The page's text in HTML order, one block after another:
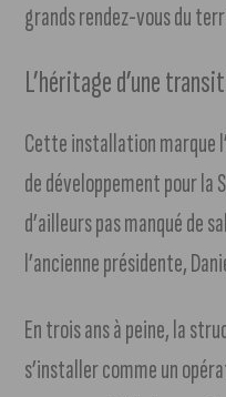
grands rendez-vous du
L’héritage d’une
Cette installation marque
de développement pour la
d’ailleurs pas manqué de
l’ancienne présidente,
En trois ans à peine, la
s’installer comme un